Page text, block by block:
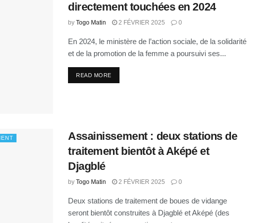
directement touchées en 2024
by Togo Matin 2 FÉVRIER 2025 0
En 2024, le ministère de l’action sociale, de la solidarité
et de la promotion de la femme a poursuivi ses...
READ MORE
Assainissement : deux stations de
traitement bientôt à Aképé et
Djagblé
by Togo Matin 2 FÉVRIER 2025 0
Deux stations de traitement de boues de vidange
seront bientôt construites à Djagblé et Aképé (des